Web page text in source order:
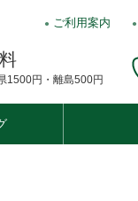
ご利用案内
1500円・離島500円